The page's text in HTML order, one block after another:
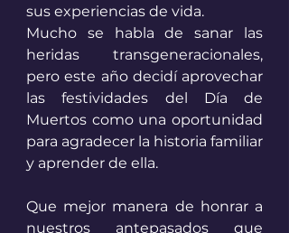
sus experiencias de vida.
Mucho se habla de sanar las
heridas transgeneracionales,
pero este año decidí aprovechar
las festividades del Día de
Muertos como una oportunidad
para agradecer la historia familiar
y aprender de ella.
Que mejor manera de honrar a
nuestros antepasados que